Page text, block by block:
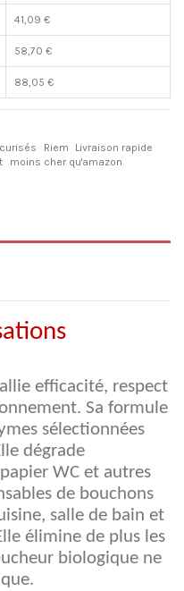
41,09 €
58,70 €
88,05 €
Riem
Livraison rapide
moins cher qu'amazon
efficacité, respect
Sa formule
sélectionnées
dégrade
WC et autres
de bouchons
salle de bain et
élimine de plus les
biologique ne